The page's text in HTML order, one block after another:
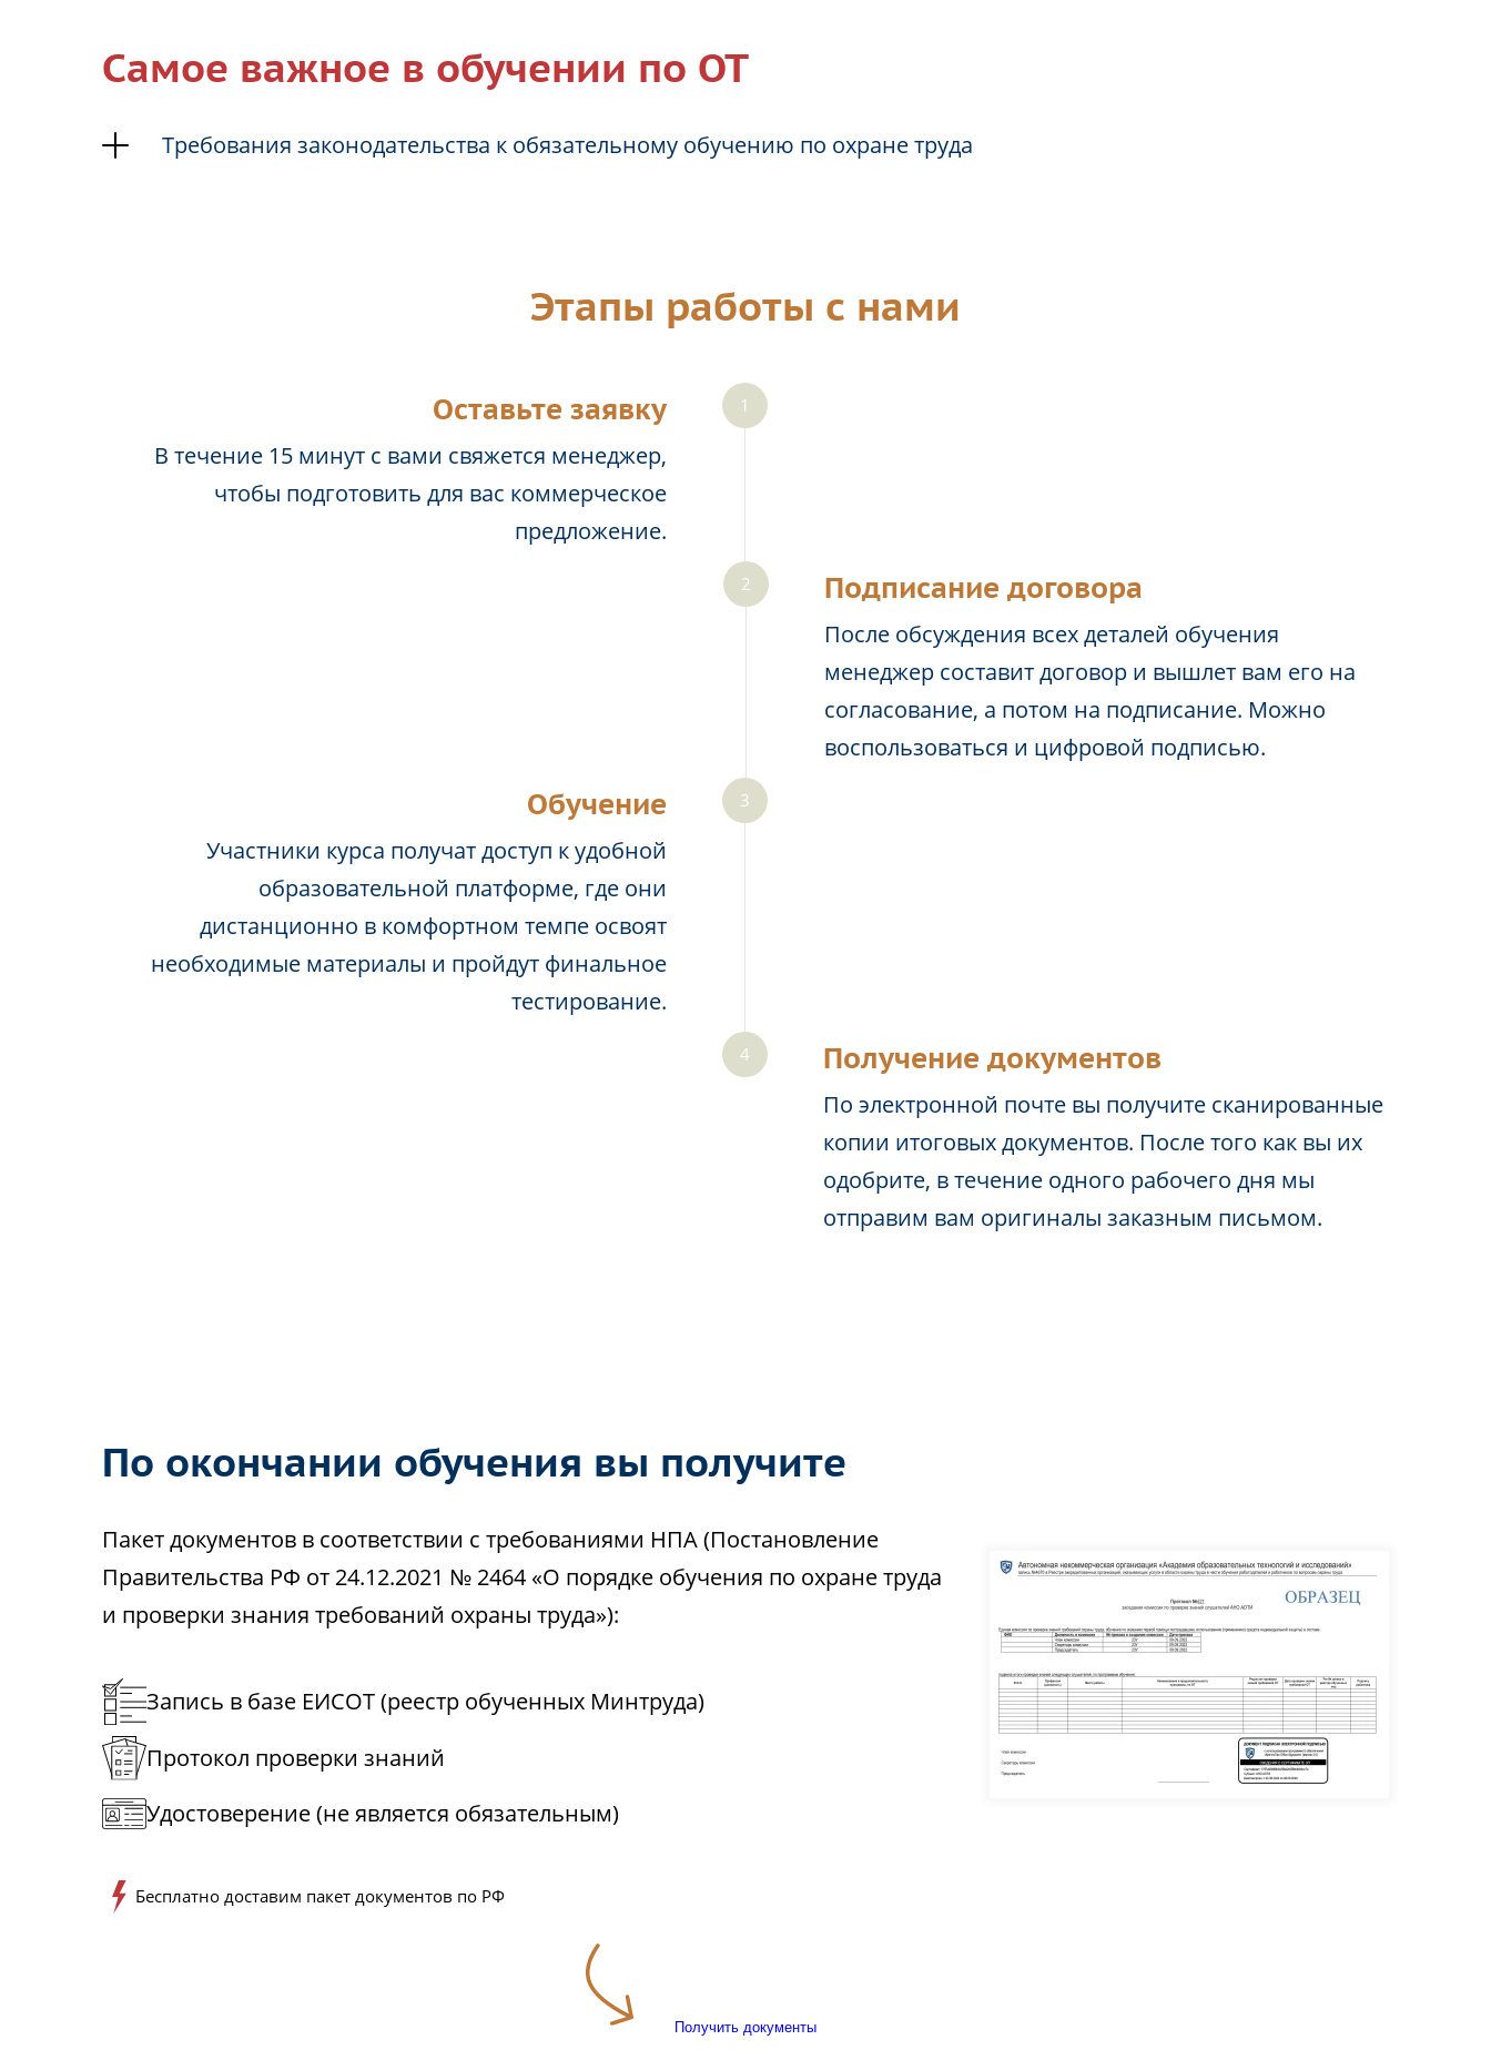
Самое важное в обучении по ОТ
Требования законодательства к обязательному обучению по охране труда
Этапы работы с нами
Оставьте заявку
В течение 15 минут с вами свяжется менеджер,
чтобы подготовить для вас коммерческое
предложение.
Подписание договора
После обсуждения всех деталей обучения
менеджер составит договор и вышлет вам его на
согласование, а потом на подписание. Можно
воспользоваться и цифровой подписью.
Обучение
Участники курса получат доступ к удобной
образовательной платформе, где они
дистанционно в комфортном темпе освоят
необходимые материалы и пройдут финальное
тестирование.
Получение документов
По электронной почте вы получите сканированные
копии итоговых документов. После того как вы их
одобрите, в течение одного рабочего дня мы
отправим вам оригиналы заказным письмом.
По окончании обучения вы получите
Пакет документов в соответствии с требованиями НПА (Постановление
Правительства РФ от 24.12.2021 № 2464 «О порядке обучения по охране труда
и проверки знания требований охраны труда»):
Запись в базе ЕИСОТ (реестр обученных Минтруда)
Протокол проверки знаний
Удостоверение (не является обязательным)
Бесплатно доставим пакет документов по РФ
Получить документы